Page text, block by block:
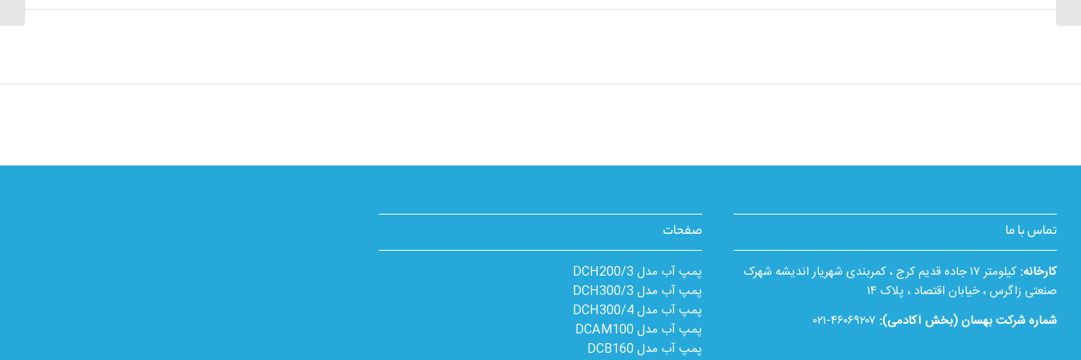
تماس با ما
کارخانه:
کیلومتر ۱۷ جاده قدیم کرج ، کمربندی شهریار اندیشه شهرک
صنعتی زاگرس ، خیابان اقتصاد ، پلاک ۱۴
شماره شرکت بهسان (بخش آکادمی): ۴۶۰۶۹۲۰۷-۰۲۱
صفحات
پمپ آب مدل 3/DCH200
پمپ آب مدل 3/DCH300
پمپ آب مدل 4/DCH300
پمپ آب مدل DCAM100
پمپ آب مدل DCB160